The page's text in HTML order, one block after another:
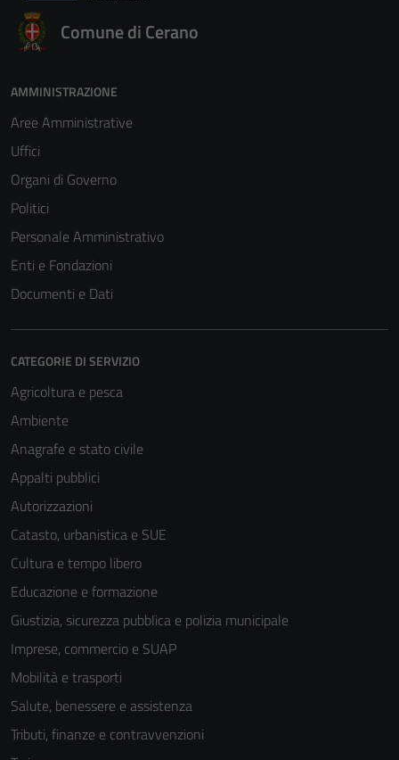
Comune di Cerano
AMMINISTRAZIONE
Aree Amministrative
Uffici
Organi di Governo
Politici
Personale Amministrativo
Enti e Fondazioni
Documenti e Dati
CATEGORIE DI SERVIZIO
Agricoltura e pesca
Ambiente
Anagrafe e stato civile
Appalti pubblici
Autorizzazioni
Catasto, urbanistica e SUE
Cultura e tempo libero
Educazione e formazione
Giustizia, sicurezza pubblica e polizia municipale
Imprese, commercio e SUAP
Mobilità e trasporti
Salute, benessere e assistenza
Tributi, finanze e contravvenzioni